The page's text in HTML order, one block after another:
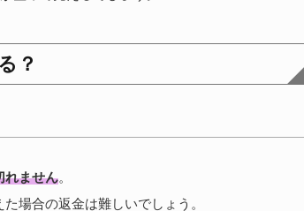
？
れません。
場合の返金は難しいでしょう。